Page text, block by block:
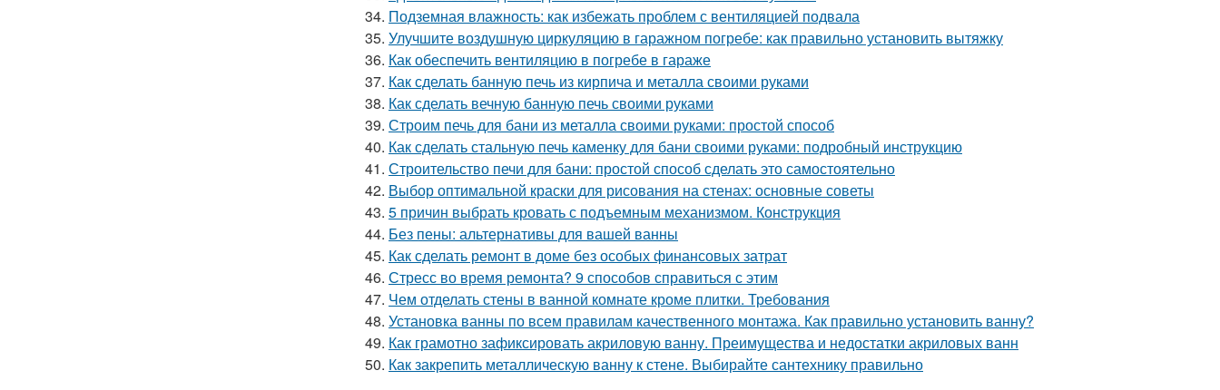
34. Подземная влажность: как избежать проблем с вентиляцией подвала
35. Улучшите воздушную циркуляцию в гаражном погребе: как правильно установить вытяжку
36. Как обеспечить вентиляцию в погребе в гараже
37. Как сделать банную печь из кирпича и металла своими руками
38. Как сделать вечную банную печь своими руками
39. Строим печь для бани из металла своими руками: простой способ
40. Как сделать стальную печь каменку для бани своими руками: подробный инструкцию
41. Строительство печи для бани: простой способ сделать это самостоятельно
42. Выбор оптимальной краски для рисования на стенах: основные советы
43. 5 причин выбрать кровать с подъемным механизмом. Конструкция
44. Без пены: альтернативы для вашей ванны
45. Как сделать ремонт в доме без особых финансовых затрат
46. Стресс во время ремонта? 9 способов справиться с этим
47. Чем отделать стены в ванной комнате кроме плитки. Требования
48. Установка ванны по всем правилам качественного монтажа. Как правильно установить ванну?
49. Как грамотно зафиксировать акриловую ванну. Преимущества и недостатки акриловых ванн
50. Как закрепить металлическую ванну к стене. Выбирайте сантехнику правильно